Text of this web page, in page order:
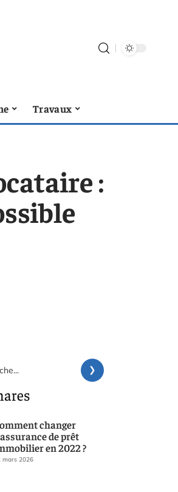
Travaux
:
changer
de prêt
en 2022 ?
mars 2026